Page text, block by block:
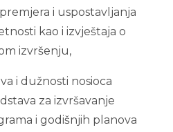
i uspostavljanja
kao i izvještaja o
izvršenju,
i dužnosti nosioca
za izvršavanje
i godišnjih planova